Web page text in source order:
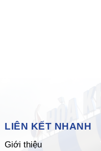
LIÊN KẾT NHANH
Giới thiệu